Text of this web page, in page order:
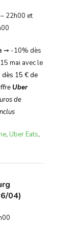
22h00 et
➞ -10% dès
mai avec le
15 € de
Uber
de
, Uber Eats,
04)